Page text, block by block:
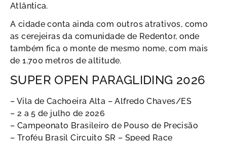
Atlântica.
A cidade conta ainda com outros atrativos, como
as cerejeiras da comunidade de Redentor, onde
também fica o monte de mesmo nome, com mais
de 1.700 metros de altitude.
SUPER OPEN PARAGLIDING 2026
– Vila de Cachoeira Alta – Alfredo Chaves/ES
– 2 a 5 de julho de 2026
– Campeonato Brasileiro de Pouso de Precisão
– Troféu Brasil Circuito SR – Speed Race